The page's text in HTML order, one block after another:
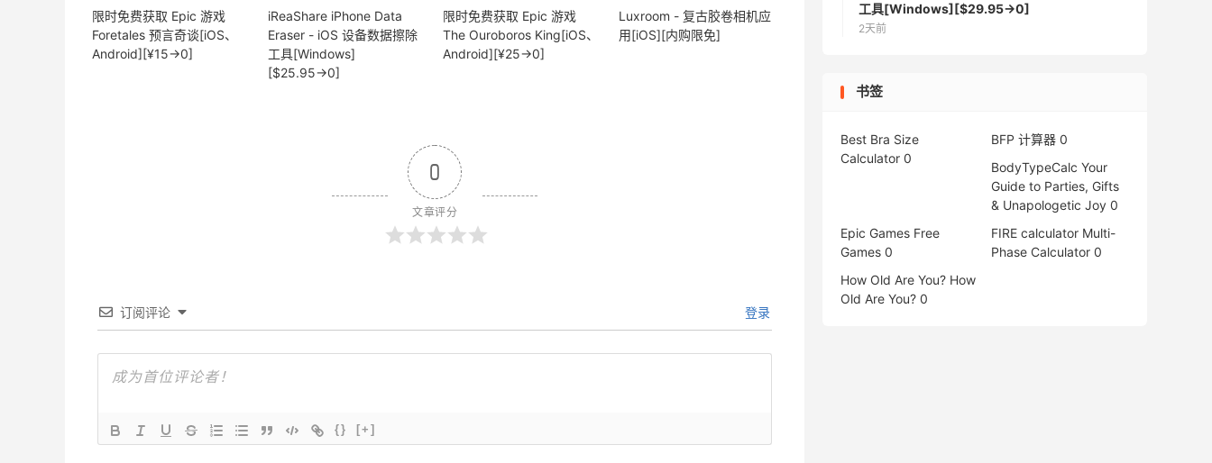
限时免费获取 Epic 游戏
Foretales 预言奇谈[iOS、
Android][¥15→0]
iReaShare iPhone Data
Eraser - iOS 设备数据擦除
工具[Windows]
[$25.95→0]
限时免费获取 Epic 游戏
The Ouroboros King[iOS、
Android][¥25→0]
Luxroom - 复古胶卷相机应
用[iOS][内购限免]
0
文章评分
订阅评论 登录
{} [+]
工具[Windows][$29.95→0]
2天前
书签
Best Bra Size
Calculator 0
BFP 计算器 0
BodyTypeCalc Your
Guide to Parties, Gifts
& Unapologetic Joy 0
Epic Games Free
Games 0
FIRE calculator Multi-
Phase Calculator 0
How Old Are You? How
Old Are You? 0